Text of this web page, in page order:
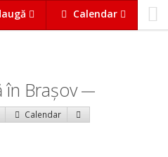
Calendar
în Braşov
Calendar